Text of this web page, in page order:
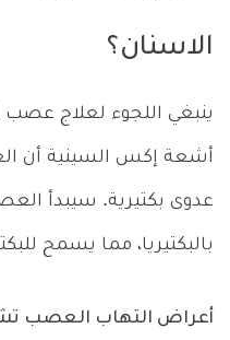
الاسنان؟
ينبغي اللجوء لعلاج
أشعة إكس السينية أن
عدوى بكتيرية. سيبدأ
بالبكتيريا، مما يسمح
أعراض التهاب العصب